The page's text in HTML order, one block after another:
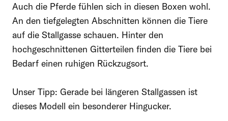
Rufen Sie uns direkt an:
062 867 90 00
Mo bis Fr, 8 – 12 und 13 – 17 Uhr
Oder kontaktieren Sie uns schriftlich:
Felder mit einem * sind erforderlich
Auch die Pferde fühlen sich in diesen Boxen wohl.
An den tiefgelegten Abschnitten können die Tiere
auf die Stallgasse schauen. Hinter den
hochgeschnittenen Gitterteilen finden die Tiere bei
Bedarf einen ruhigen Rückzugsort.
Unser Tipp: Gerade bei längeren Stallgassen ist
dieses Modell ein besonderer Hingucker.